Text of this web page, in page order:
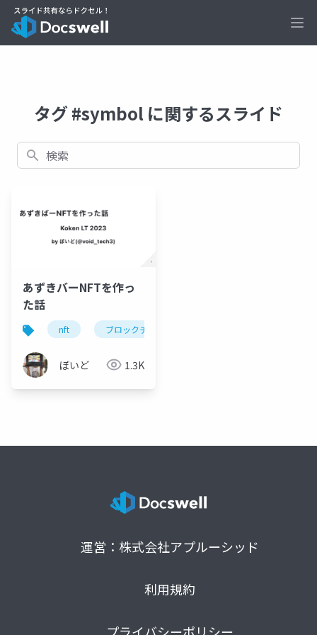
タグ #symbol に関するスライド
検索
あずきバーNFTを作っ
た話
nft ブロックチェーン
ぼいど 1.3K
運営：株式会社アプルーシッド
利用規約
プライバシーポリシー